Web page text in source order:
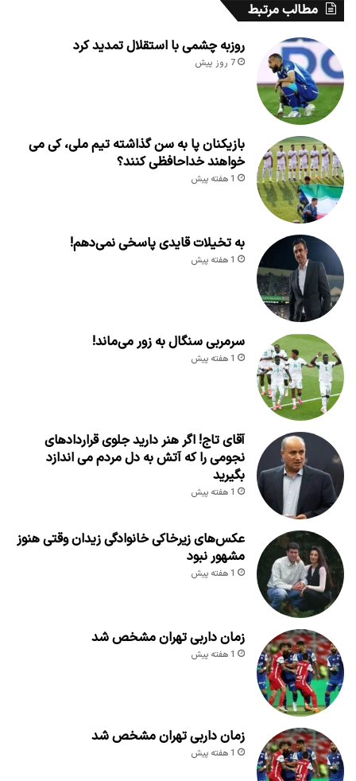
مطالب مرتبط
روزبه چشمی با استقلال تمدید کرد
7 روز پیش
بازیکنان پا به سن گذاشته تیم ملی، کی می
خواهند خداحافظی کنند؟
1 هفته پیش
به تخیلات قایدی پاسخی نمی‌دهم!
1 هفته پیش
سرمربی سنگال به زور می‌ماند!
1 هفته پیش
آقای تاج! اگر هنر دارید جلوی قراردادهای
نجومی را که آتش به دل مردم می اندازد
بگیرید
1 هفته پیش
عکس‌های زیرخاکی خانوادگی زیدان وقتی هنوز
مشهور نبود
1 هفته پیش
زمان داربی تهران مشخص شد
1 هفته پیش
زمان داربی تهران مشخص شد
1 هفته پیش